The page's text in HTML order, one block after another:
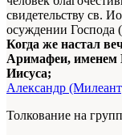
свидетельству св.
осуждении Господа (
Когда же настал
Аримафеи, именем
Иисуса;
Александр
Толкование на